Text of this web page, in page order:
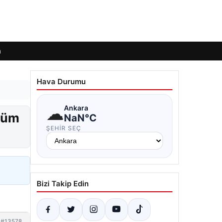
Hava Durumu
☁Ankara
NaN°C
ŞEHIR SEÇ
Bizi Takip Edin